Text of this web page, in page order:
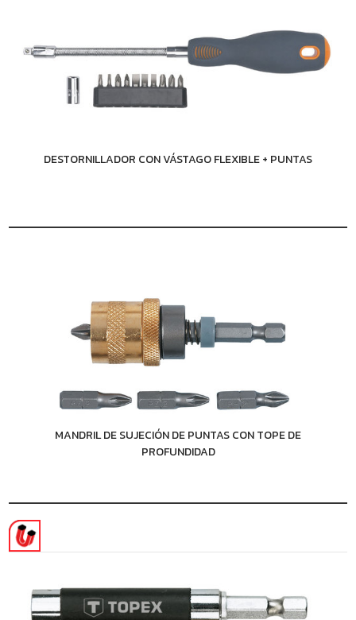
DESTORNILLADOR CON VÁSTAGO FLEXIBLE + PUNTAS
MANDRIL DE SUJECIÓN DE PUNTAS CON TOPE DE
PROFUNDIDAD